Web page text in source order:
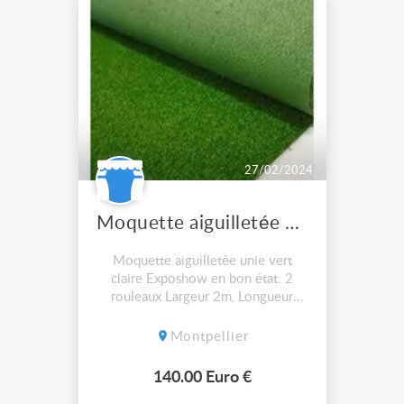
27/02/2024
Moquette aiguilletée unie vert claire
Moquette aiguilletée unie vert
claire Exposhow en bon état. 2
rouleaux Largeur 2m, Longueur
Montpellier
140.00 Euro €